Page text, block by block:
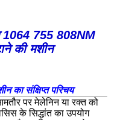
1064 755 808NM
की मशीन
का संक्षिप्त परिचय
पर मेलेनिन या रक्त को
के सिद्धांत का उपयोग